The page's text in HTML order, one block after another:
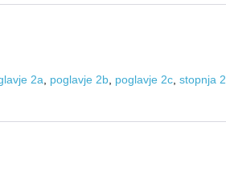
2a poglavje 2b poglavje 2c ,stopnja 2